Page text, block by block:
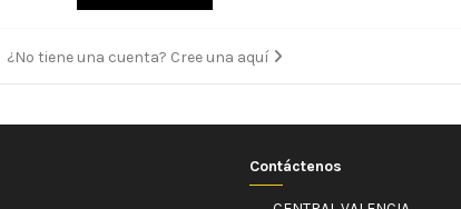
¿No tiene una cuenta? Cree una aquí
Contáctenos